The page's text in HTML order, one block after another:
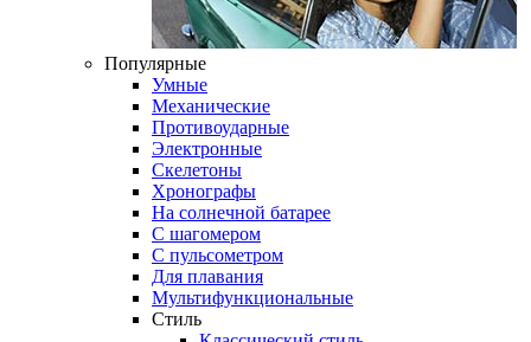
Популярные
Умные
Механические
Противоударные
Электронные
Скелетоны
Хронографы
На солнечной батарее
С шагомером
С пульсометром
Для плавания
Мультифункциональные
Стиль